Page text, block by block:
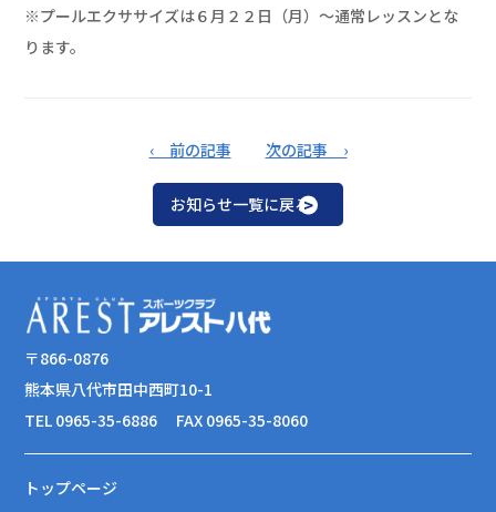
※プールエクササイズは６月２２日（月）～通常レッスンとな
ります。
‹ 前の記事 次の記事 ›
お知らせ一覧に戻る
〒866-0876
熊本県八代市田中西町10-1
TEL 0965-35-6886
FAX 0965-35-8060
トップページ